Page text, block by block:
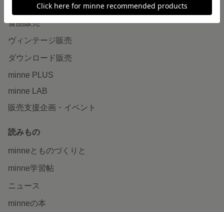
minneで売りたい
食品販売
ヴィンテージ販売
ダウンロード販売
minne PLUS
minne LAB
販売支援企画・イベント
読みもの
minneとものづくりと
minne学習帖
ニュース
minneの本